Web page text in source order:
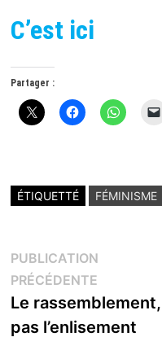
C’est ici
Partager :
ÉTIQUETTÉ FÉMINISME
Navigation
de
l’article
PUBLICATION
PRÉCÉDENTE
Le rassemblement,
pas l’enlisement